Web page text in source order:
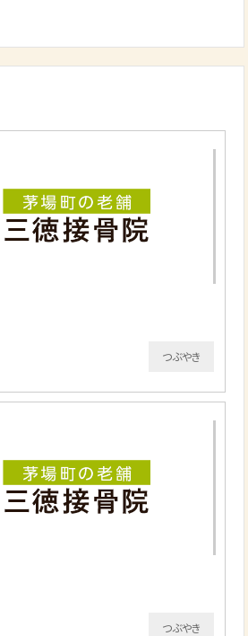
つぶやき
つぶやき